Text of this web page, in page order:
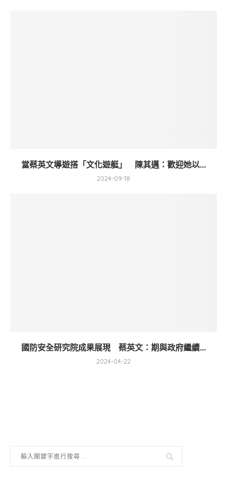
當蔡英文導遊搭「文化遊艇」 陳其邁：歡迎她以...
2024-09-18
國防安全研究院成果展現 蔡英文：期與政府繼續...
2024-04-22